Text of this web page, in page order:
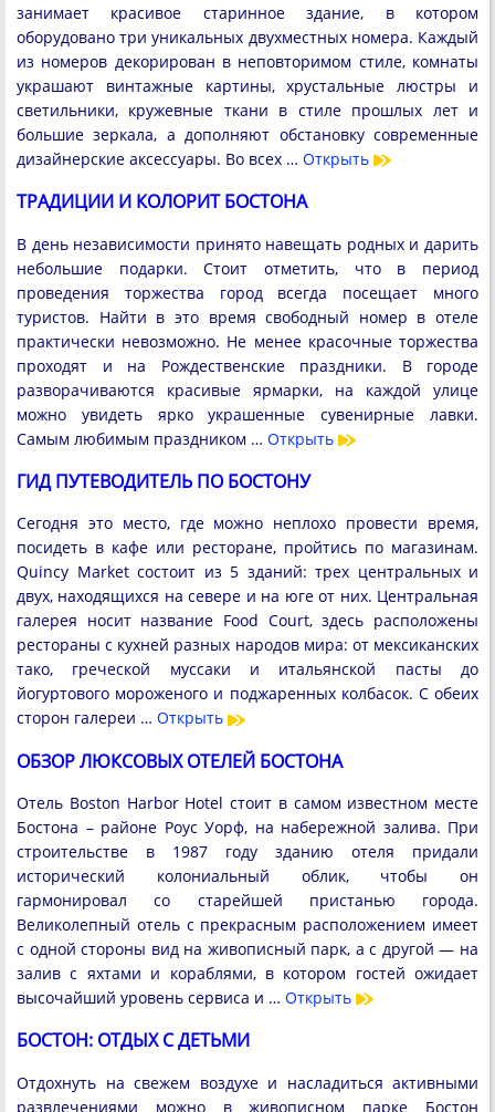
занимает красивое старинное здание, в котором
оборудовано три уникальных двухместных номера. Каждый
из номеров декорирован в неповторимом стиле, комнаты
украшают винтажные картины, хрустальные люстры и
светильники, кружевные ткани в стиле прошлых лет и
большие зеркала, а дополняют обстановку современные
дизайнерские аксессуары. Во всех … Открыть
ТРАДИЦИИ И КОЛОРИТ БОСТОНА
В день независимости принято навещать родных и дарить
небольшие подарки. Стоит отметить, что в период
проведения торжества город всегда посещает много
туристов. Найти в это время свободный номер в отеле
практически невозможно. Не менее красочные торжества
проходят и на Рождественские праздники. В городе
разворачиваются красивые ярмарки, на каждой улице
можно увидеть ярко украшенные сувенирные лавки.
Самым любимым праздником … Открыть
ГИД ПУТЕВОДИТЕЛЬ ПО БОСТОНУ
Сегодня это место, где можно неплохо провести время,
посидеть в кафе или ресторане, пройтись по магазинам.
Quincy Market состоит из 5 зданий: трех центральных и
двух, находящихся на севере и на юге от них. Центральная
галерея носит название Food Court, здесь расположены
рестораны с кухней разных народов мира: от мексиканских
тако, греческой муссаки и итальянской пасты до
йогуртового мороженого и поджаренных колбасок. С обеих
сторон галереи … Открыть
ОБЗОР ЛЮКСОВЫХ ОТЕЛЕЙ БОСТОНА
Отель Boston Harbor Hotel стоит в самом известном месте
Бостона – районе Роус Уорф, на набережной залива. При
строительстве в 1987 году зданию отеля придали
исторический колониальный облик, чтобы он
гармонировал со старейшей пристанью города.
Великолепный отель с прекрасным расположением имеет
с одной стороны вид на живописный парк, а с другой — на
залив с яхтами и кораблями, в котором гостей ожидает
высочайший уровень сервиса и … Открыть
БОСТОН: ОТДЫХ С ДЕТЬМИ
Отдохнуть на свежем воздухе и насладиться активными
развлечениями можно в живописном парке Бостон